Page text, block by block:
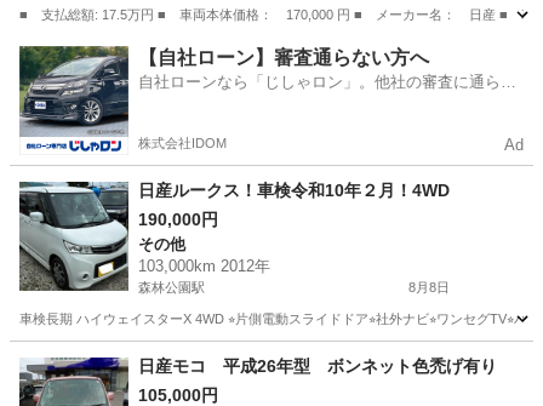
■ 支払総額: 17.5万円 ■ 車両本体価格： 170,000 円 ■ メーカー名： 日産 ■
北海道 札幌市 デイズ
【自社ローン】審査通らない方へ
自社ローンなら「じしゃロン」。他社の審査に通らな
株式会社IDOM Ad
日産ルークス！車検令和10年２月！4WD
190,000円
その他
103,000km 2012年
森林公園駅 8月8日
車検長期 ハイウェイスターX 4WD ⭐︎片側電動スライドドア⭐︎社外ナビ⭐︎ワンセグTV⭐︎
北海道 札幌市 森林公園駅 その他 ルークス
日産モコ 平成26年型 ボンネット色禿げ有り
105,000円